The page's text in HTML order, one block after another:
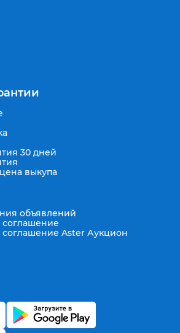
30 дней
выкупа
объявлений
соглашение
соглашение Aster Аукцион